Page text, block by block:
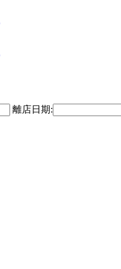
離店日期: